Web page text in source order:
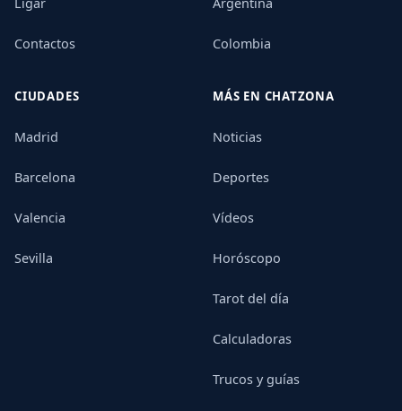
Contactos Colombia
CIUDADES
Madrid
Barcelona
Valencia
Sevilla
MÁS EN CHATZONA
Noticias
Deportes
Vídeos
Horóscopo
Tarot del día
Calculadoras
Trucos y guías